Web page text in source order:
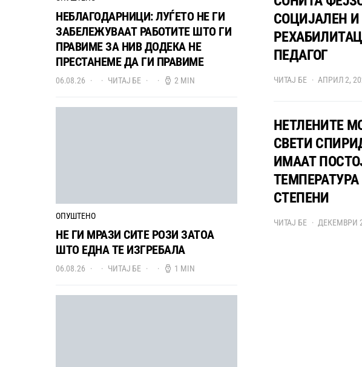
СОЦИЈАЛЕН И
ПЕДАГОГ
ЧИТАЈ БЕ АПРИЛ 2,
НЕТЛЕНИТЕ
СВЕТИ
ИМААТ
ТЕМПЕРАТУРА
СТЕПЕНИ
ЧИТАЈ БЕ ДЕКЕМВРИ
НЕБЛАГОДАРНИЦИ: ЛУЃЕТО НЕ ГИ
ЗАБЕЛЕЖУВААТ РАБОТИТЕ ШТО ГИ
ПРАВИМЕ ЗА НИВ ДОДЕКА НЕ
ПРЕСТАНЕМЕ ДА ГИ ПРАВИМЕ
06.08.26 ЧИТАЈ БЕ 2 MIN
ОПУШТЕНО
НЕ ГИ МРАЗИ СИТЕ РОЗИ ЗАТОА
ШТО ЕДНА ТЕ ИЗГРЕБАЛА
06.08.26 ЧИТАЈ БЕ 1 MIN